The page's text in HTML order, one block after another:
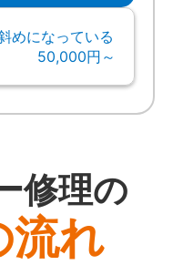
めになっている
50,000円～
修理の
流れ